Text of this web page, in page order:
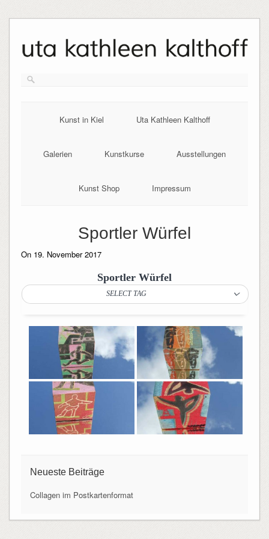
content
Kunst in Kiel Uta Kathleen Kalthoff
Galerien Kunstkurse Ausstellungen
Kunst Shop Impressum
Sportler Würfel
On 19. November 2017
Sportler Würfel
SELECT TAG
Neueste Beiträge
Collagen im Postkartenformat